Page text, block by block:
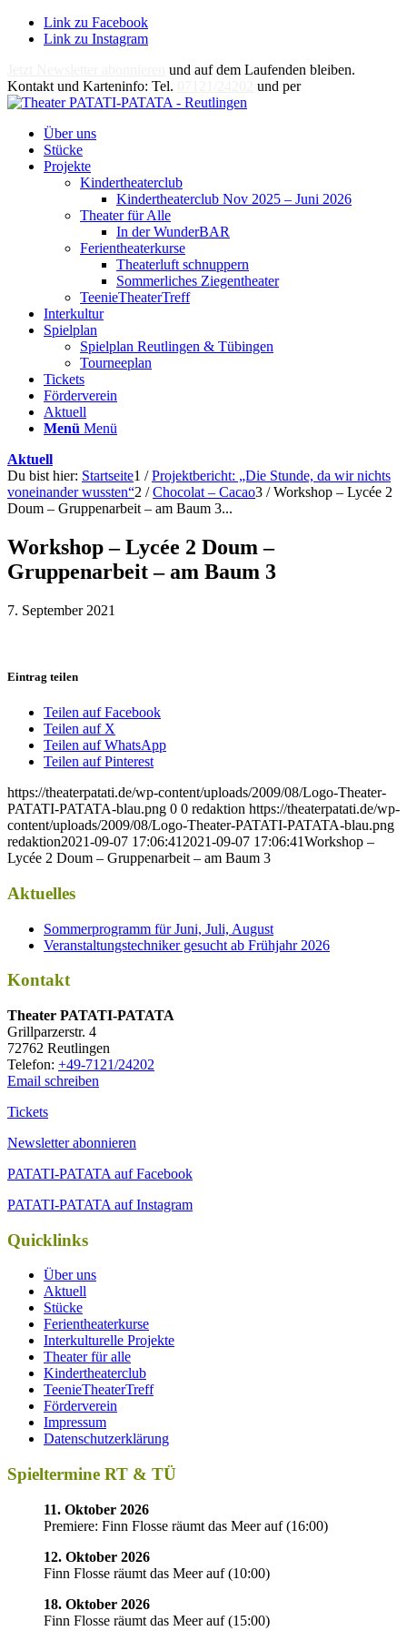
Link zu Facebook
Link zu Instagram
und auf dem Laufenden bleiben.
Kontakt und Karteninfo: Tel.
und per
Über uns
Stücke
Projekte
Kindertheaterclub
Kindertheaterclub Nov 2025 – Juni 2026
Theater für Alle
In der WunderBAR
Ferientheaterkurse
Theaterluft schnuppern
Sommerliches Ziegentheater
TeenieTheaterTreff
Interkultur
Spielplan
Spielplan Reutlingen & Tübingen
Tourneeplan
Tickets
Förderverein
Aktuell
Menü Menü
Aktuell
Du bist hier: Startseite1 / Projektbericht: „Die Stunde, da wir nichts
voneinander wussten“2 / Chocolat – Cacao3 / Workshop – Lycée 2
Doum – Gruppenarbeit – am Baum 3...
Workshop – Lycée 2 Doum –
Gruppenarbeit – am Baum 3
7. September 2021
Eintrag teilen
Teilen auf Facebook
Teilen auf X
Teilen auf WhatsApp
Teilen auf Pinterest
https://theaterpatati.de/wp-content/uploads/2009/08/Logo-Theater-
PATATI-PATATA-blau.png 0 0 redaktion https://theaterpatati.de/wp-
content/uploads/2009/08/Logo-Theater-PATATI-PATATA-blau.png
redaktion2021-09-07 17:06:41 2021-09-07 17:06:41Workshop –
Lycée 2 Doum – Gruppenarbeit – am Baum 3
Aktuelles
Sommerprogramm für Juni, Juli, August
Veranstaltungstechniker gesucht ab Frühjahr 2026
Kontakt
Thea­ter PATATI-PATATA
Grill­par­zer­str. 4
72762 Reutlingen
Tele­fon: +49-7121/24202
Email schreiben
Tickets
Newsletter abonnieren
PATATI-PATATA auf Facebook
PATATI-PATATA auf Instagram
Quicklinks
Über uns
Aktuell
Stücke
Ferientheaterkurse
Interkulturelle Projekte
Theater für alle
Kindertheaterclub
TeenieTheaterTreff
Förderverein
Impressum
Datenschutzerklärung
Spieltermine RT & TÜ
11. Oktober 2026
Premiere: Finn Flosse räumt das Meer auf(16:00)
12. Oktober 2026
Finn Flosse räumt das Meer auf(10:00)
18. Oktober 2026
Finn Flosse räumt das Meer auf(15:00)